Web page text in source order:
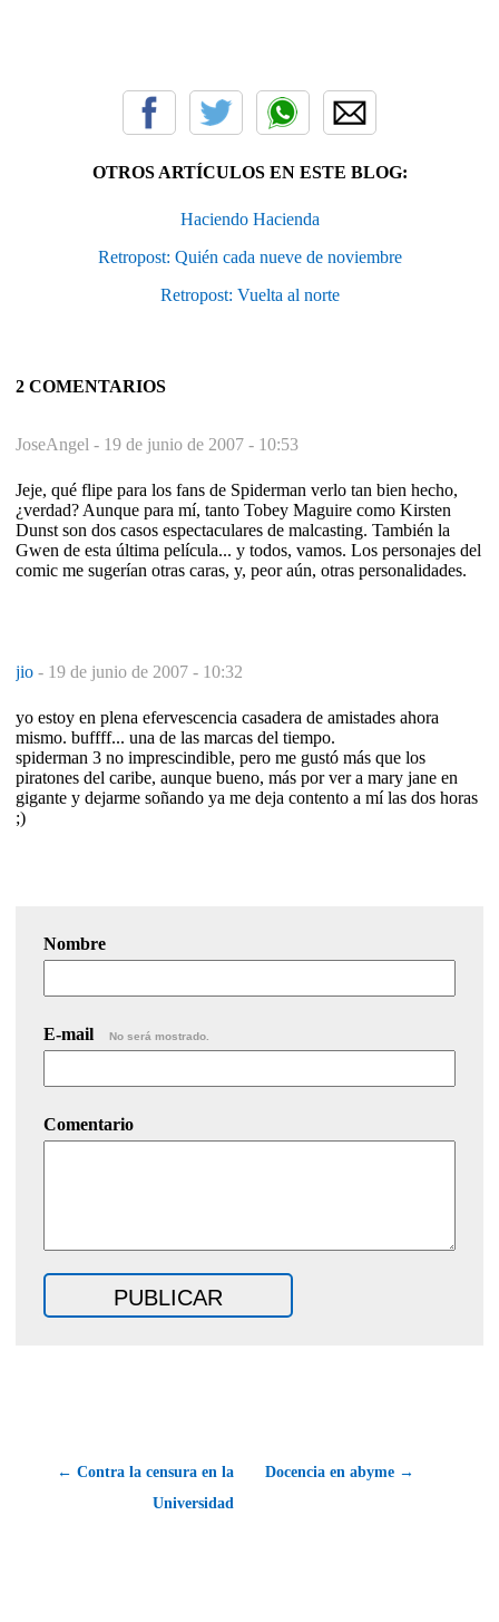
OTROS ARTÍCULOS EN ESTE BLOG:
Haciendo Hacienda
Retropost: Quién cada nueve de noviembre
Retropost: Vuelta al norte
2 COMENTARIOS
JoseAngel - 19 de junio de 2007 - 10:53
Jeje, qué flipe para los fans de Spiderman verlo tan bien hecho,
¿verdad? Aunque para mí, tanto Tobey Maguire como Kirsten
Dunst son dos casos espectaculares de malcasting. También la
Gwen de esta última película... y todos, vamos. Los personajes del
comic me sugerían otras caras, y, peor aún, otras personalidades.
jio - 19 de junio de 2007 - 10:32
yo estoy en plena efervescencia casadera de amistades ahora
mismo. buffff... una de las marcas del tiempo.
spiderman 3 no imprescindible, pero me gustó más que los
piratones del caribe, aunque bueno, más por ver a mary jane en
gigante y dejarme soñando ya me deja contento a mí las dos horas
;)
Nombre
E-mail No será mostrado.
Comentario
← Contra la censura en la
Universidad
Docencia en abyme →